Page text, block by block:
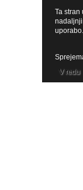
Ta stran
V redu